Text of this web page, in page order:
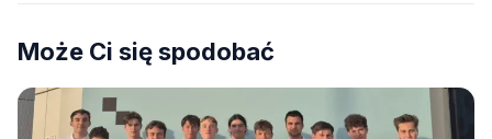
Może Ci się spodobać